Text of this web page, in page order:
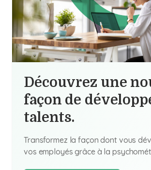
Découvrez une
façon de
talents.
Transformez la façon dont vous
vos employés grâce à la